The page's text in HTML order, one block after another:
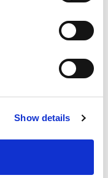
Show details